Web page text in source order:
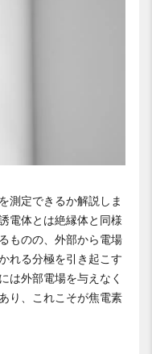
測定できるか解説しま
電体とは絶縁体と同様
ものの、外部から電場
れる分極を引き起こす
は外部電場を与えなく
り、これこそが焦電素